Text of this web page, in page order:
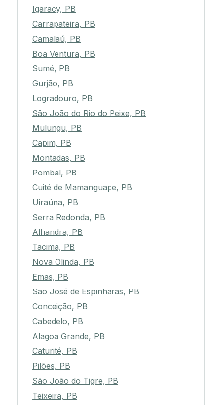
Igaracy, PB
Carrapateira, PB
Camalaú, PB
Boa Ventura, PB
Sumé, PB
Gurjão, PB
Logradouro, PB
São João do Rio do Peixe, PB
Mulungu, PB
Capim, PB
Montadas, PB
Pombal, PB
Cuité de Mamanguape, PB
Uiraúna, PB
Serra Redonda, PB
Alhandra, PB
Tacima, PB
Nova Olinda, PB
Emas, PB
São José de Espinharas, PB
Conceição, PB
Cabedelo, PB
Alagoa Grande, PB
Caturité, PB
Pilões, PB
São João do Tigre, PB
Teixeira, PB